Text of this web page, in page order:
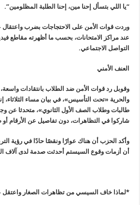
“يا اللي بتسأل إحنا مين، إحنا الطلبة المظلومين”.
وردت قوات الأمن على الاحتجاجات بضرب
عند مراكز الامتحانات، بحسب ما أظهرته مقاطع
التواصل الاجتماعي.
العنف الأمني
وقوبل رد قوات الأمن ضد الطلاب بانتقادات
والحرية «تحت التأسيس»، في بيان مساء الثلاثاء،
طالبات وطلاب الصف الأول الثانوي»، متحدثا عن
شاركوا في التظاهرات، دون تفاصيل عن الأرقام
وأكد الحزب أن هناك عوارًا ونقصًا حادًا في رؤية
أن أزمات وقوع السيستم أحدثت صدمة لدى آلاف
*لماذا خاف السيسي من تظاهرات الصغار واعتقل